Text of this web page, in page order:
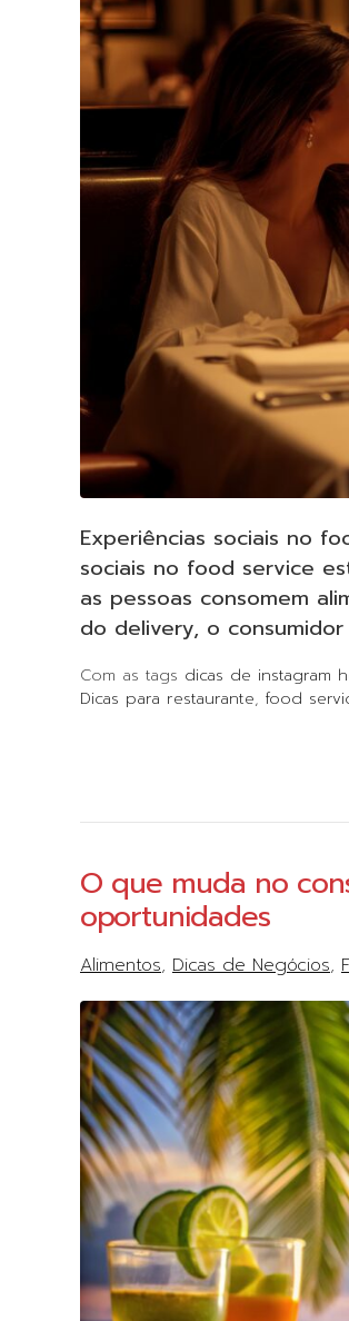
Experiências sociais no
sociais no food service
as pessoas consomem
do delivery, o
Com as tags dicas de instagram
Dicas para restaurante, food
O que muda no
oportunidades
Alimentos Dicas de Negócios